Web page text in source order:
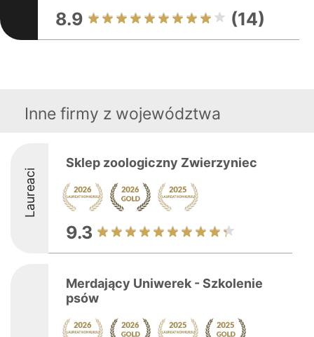
8.9 (14)
Inne firmy z województwa
Laureaci
Sklep zoologiczny Zwierzyniec
9.3
Merdający Uniwerek - Szkolenie
psów